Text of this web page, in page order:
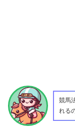
競馬
れる